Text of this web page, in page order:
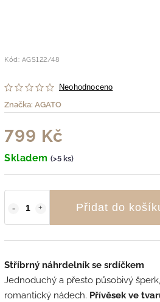
Kód: AGS122/48
Neohodnoceno
Značka: AGATO
799 Kč
Skladem (>5 ks)
Přidat do
Stříbrný náhrdelník se srdíčkem
Jednoduchý a přesto působivý
romantický nádech. Přívěsek ve